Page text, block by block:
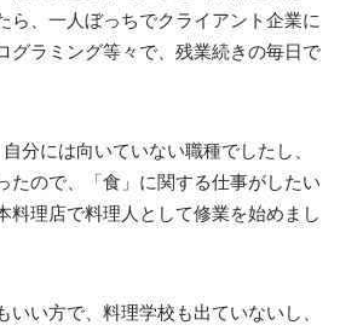
ら、一人ぼっちでクライアント企業に
グラミング等々で、残業続きの毎日で
分には向いていない職種でしたし、
たので、「食」に関する仕事がしたい
料理店で料理人として修業を始めまし
いい方で、料理学校も出ていないし、